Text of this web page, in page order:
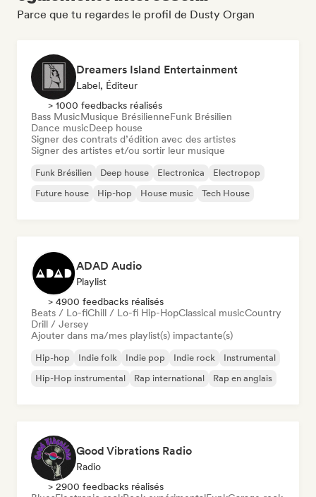
Parce que tu regardes le profil de Dusty Organ
Dreamers Island Entertainment
Label, Éditeur
> 1000 feedbacks réalisés
Bass MusicMusique BrésilienneFunk Brésilien
Dance musicDeep house
Signer des contrats d’édition avec des artistes
Signer des artistes et/ou sortir leur musique
Funk Brésilien Deep house Electronica
Electropop
Future house
Hip-hop House music Tech House
ADAD Audio
Playlist
> 4900 feedbacks réalisés
Beats / Lo-fiChill / Lo-fi Hip-HopClassical musicCountry
Drill / Jersey
Ajouter dans ma/mes playlist(s) impactante(s)
Hip-hop Indie folk Indie pop Indie rock
Instrumental
Hip-Hop instrumental
Rap international Rap en anglais
Good Vibrations Radio
Radio
> 2900 feedbacks réalisés